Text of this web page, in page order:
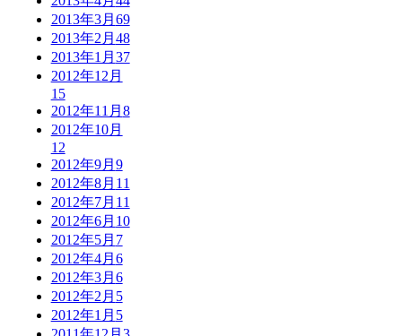
2013年3月 69
2013年2月 48
2013年1月 37
2012年12月
15
2012年11月 8
2012年10月
12
2012年9月 9
2012年8月 11
2012年7月 11
2012年6月 10
2012年5月 7
2012年4月 6
2012年3月 6
2012年2月 5
2012年1月 5